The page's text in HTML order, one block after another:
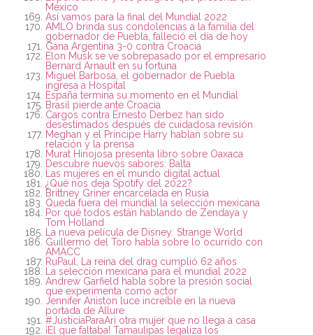
México
Así vamos para la final del Mundial 2022
AMLO brinda sus condolencias a la familia del
gobernador de Puebla, falleció el día de hoy
Gana Argentina 3-0 contra Croacia
Elon Musk se ve sobrepasado por el empresario
Bernard Arnault en su fortuna
Miguel Barbosa, el gobernador de Puebla
ingresa a Hospital
España termina su momento en el Mundial
Brasil pierde ante Croacia
Cargos contra Ernesto Derbez han sido
desestimados después de cuidadosa revisión
Meghan y el Príncipe Harry hablan sobre su
relación y la prensa
Murat Hinojosa presenta libro sobre Oaxaca
Descubre nuevos sabores: Balta
Las mujeres en el mundo digital actual
¿Qué nos deja Spotify del 2022?
Brittney Griner encarcelada en Rusia
Queda fuera del mundial la selección mexicana
Por qué todos están hablando de Zendaya y
Tom Holland
La nueva película de Disney: Strange World
Guillermo del Toro habla sobre lo ocurrido con
AMACC
RuPaul, La reina del drag cumplió 62 años
La selección mexicana para el mundial 2022
Andrew Garfield habla sobre la presión social
que experimenta como actor
Jennifer Aniston luce increíble en la nueva
portada de Allure
#JusticiaParaAri otra mujer que no llega a casa
¡El que faltaba! Tamaulipas legaliza los